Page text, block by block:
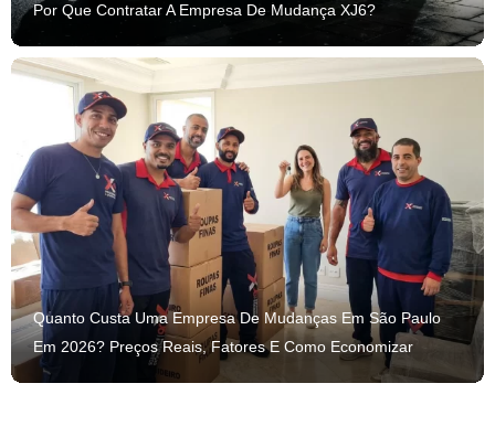
Por Que Contratar A Empresa De Mudança XJ6?
Quanto Custa Uma Empresa De Mudanças Em São Paulo
Em 2026? Preços Reais, Fatores E Como Economizar